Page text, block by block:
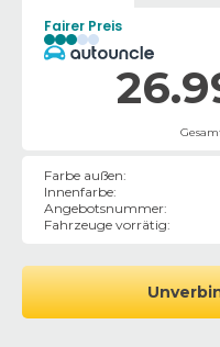
Fairer Preis
Farbe außen:
Innenfarbe:
Angebotsnummer:
Fahrzeuge vorrätig: